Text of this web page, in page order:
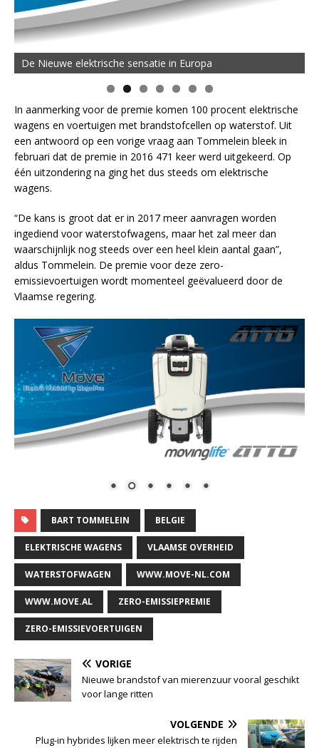
De Nieuwe elektrische sensatie in Europa
In aanmerking voor de premie komen 100 procent elektrische
wagens en voertuigen met brandstofcellen op waterstof. Uit
een antwoord op een vorige vraag aan Tommelein bleek in
februari dat de premie in 2016 471 keer werd uitgekeerd. Op
één uitzondering na ging het dus steeds om elektrische
wagens.
“De kans is groot dat er in 2017 meer aanvragen worden
ingediend voor waterstofwagens, maar het zal meer dan
waarschijnlijk nog steeds over een heel klein aantal gaan”,
aldus Tommelein. De premie voor deze zero-
emissievoertuigen wordt momenteel geëvalueerd door de
Vlaamse regering.
BART TOMMELEIN BELGIE
ELEKTRISCHE WAGENS VLAAMSE OVERHEID
WATERSTOFWAGEN WWW.MOVE-NL.COM
WWW.MOVE.AL ZERO-EMISSIEPREMIE
ZERO-EMISSIEVOERTUIGEN
VORIGE
Nieuwe brandstof van mierenzuur vooral geschikt
voor lange ritten
VOLGENDE
Plug-in hybrides lijken meer elektrisch te rijden